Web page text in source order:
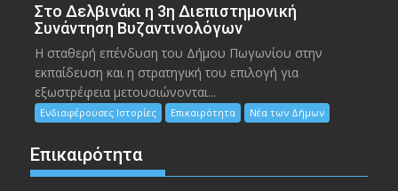
Στο Δελβινάκι η 3η Διεπιστημονική
Συνάντηση Βυζαντινολόγων
Η σταθερή επένδυση του Δήμου Πωγωνίου στην
εκπαίδευση και η στρατηγική του επιλογή για
εξωστρέφεια μετουσιώνονται...
Ενδιαφέρουσες Ιστορίες Επικαιρότητα Νέα των Δήμων
Επικαιρότητα